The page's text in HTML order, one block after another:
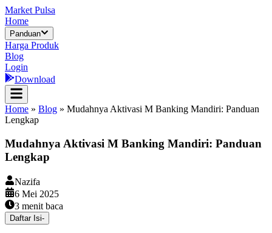
Market Pulsa
Home
Panduan
Harga Produk
Blog
Login
Download
Home » Blog » Mudahnya Aktivasi M Banking Mandiri: Panduan
Lengkap
Mudahnya Aktivasi M Banking Mandiri: Panduan
Lengkap
Nazifa
6 Mei 2025
3 menit baca
Daftar Isi-